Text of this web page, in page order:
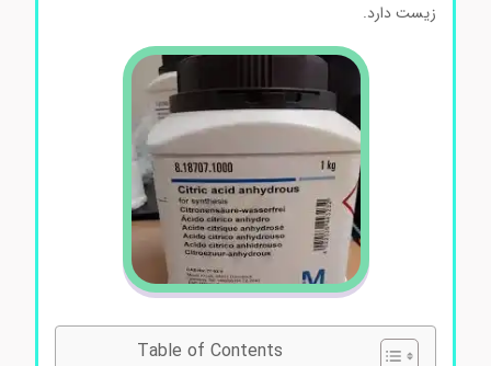
زیست دارد.
Table of Contents